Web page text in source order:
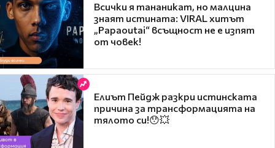
Всички я тананикат, но малцина
знаят истината: VIRAL хитът
„Papaoutai“ всъщност не е изпят
от човек!
Елиът Пейдж разкри истинската
причина за трансформацията на
тялото си!😯💥